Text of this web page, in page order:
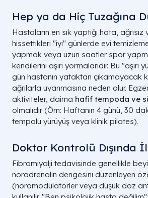
Hep ya da Hiç Tuzağına
Hastaların en sık yaptığı hata, ağrısız
hissettikleri "iyi" günlerde evi
yapmak veya uzun saatler spor
kendilerini aşırı yormalarıdır. Bu "aşırı
gün hastanın yataktan çıkamayacak
ağrılarla uyanmasına neden olur.
aktiviteler, daima hafif tempoda ve
olmalıdır (Örn: Haftanın 4 günü, 30
tempolu yürüyüş veya klinik pilates).
Doktor Kontrolü Dışında
Fibromiyalji tedavisinde genellikle
noradrenalin dengesini düzenleyen
(nöromodülatörler veya düşük doz